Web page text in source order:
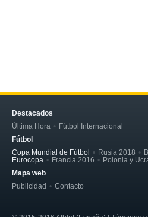
Destacados
Última Hora
Fútbol Internacional
Fútbol
Copa Mundial de Fútbol
Rusia 2018
Eurocopa
Francia 2016
Polonia y
Mapa web
Publicidad
Contacto